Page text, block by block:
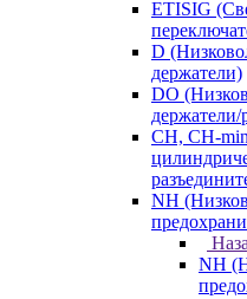
ETISIG
D
держатели)
DO
держатели/
CH, CH-
NH
NH